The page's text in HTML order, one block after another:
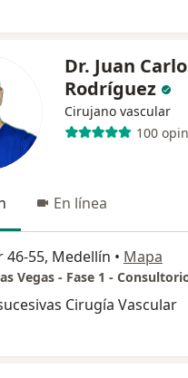
Dr. Juan
Rodríguez
Cirujano vascular
100
En línea
46-55, Medellín • Mapa
Vegas - Fase 1 -
Cirugía Vascular